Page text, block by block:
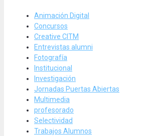
Animación Digital
Concursos
Creative CITM
Entrevistas alumni
Fotografía
Institucional
Investigación
Jornadas Puertas Abiertas
Multimedia
profesorado
Selectividad
Trabajos Alumnos